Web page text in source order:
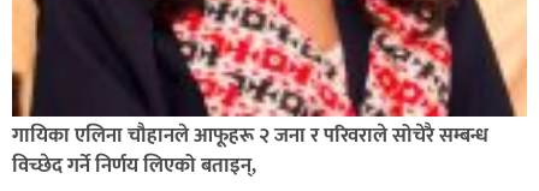
गायिका एलिना चौहानले आफूहरू २ जना र परिवराले सोचेरै सम्बन्ध
विच्छेद गर्ने निर्णय लिएको बताइन्,